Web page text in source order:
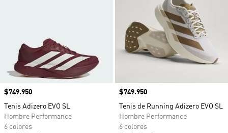
Precio
$749.950
Tenis Adizero EVO SL
Hombre Performance
6 colores
Precio
$749.950
Tenis de Running Adizero EVO SL
Hombre Performance
6 colores